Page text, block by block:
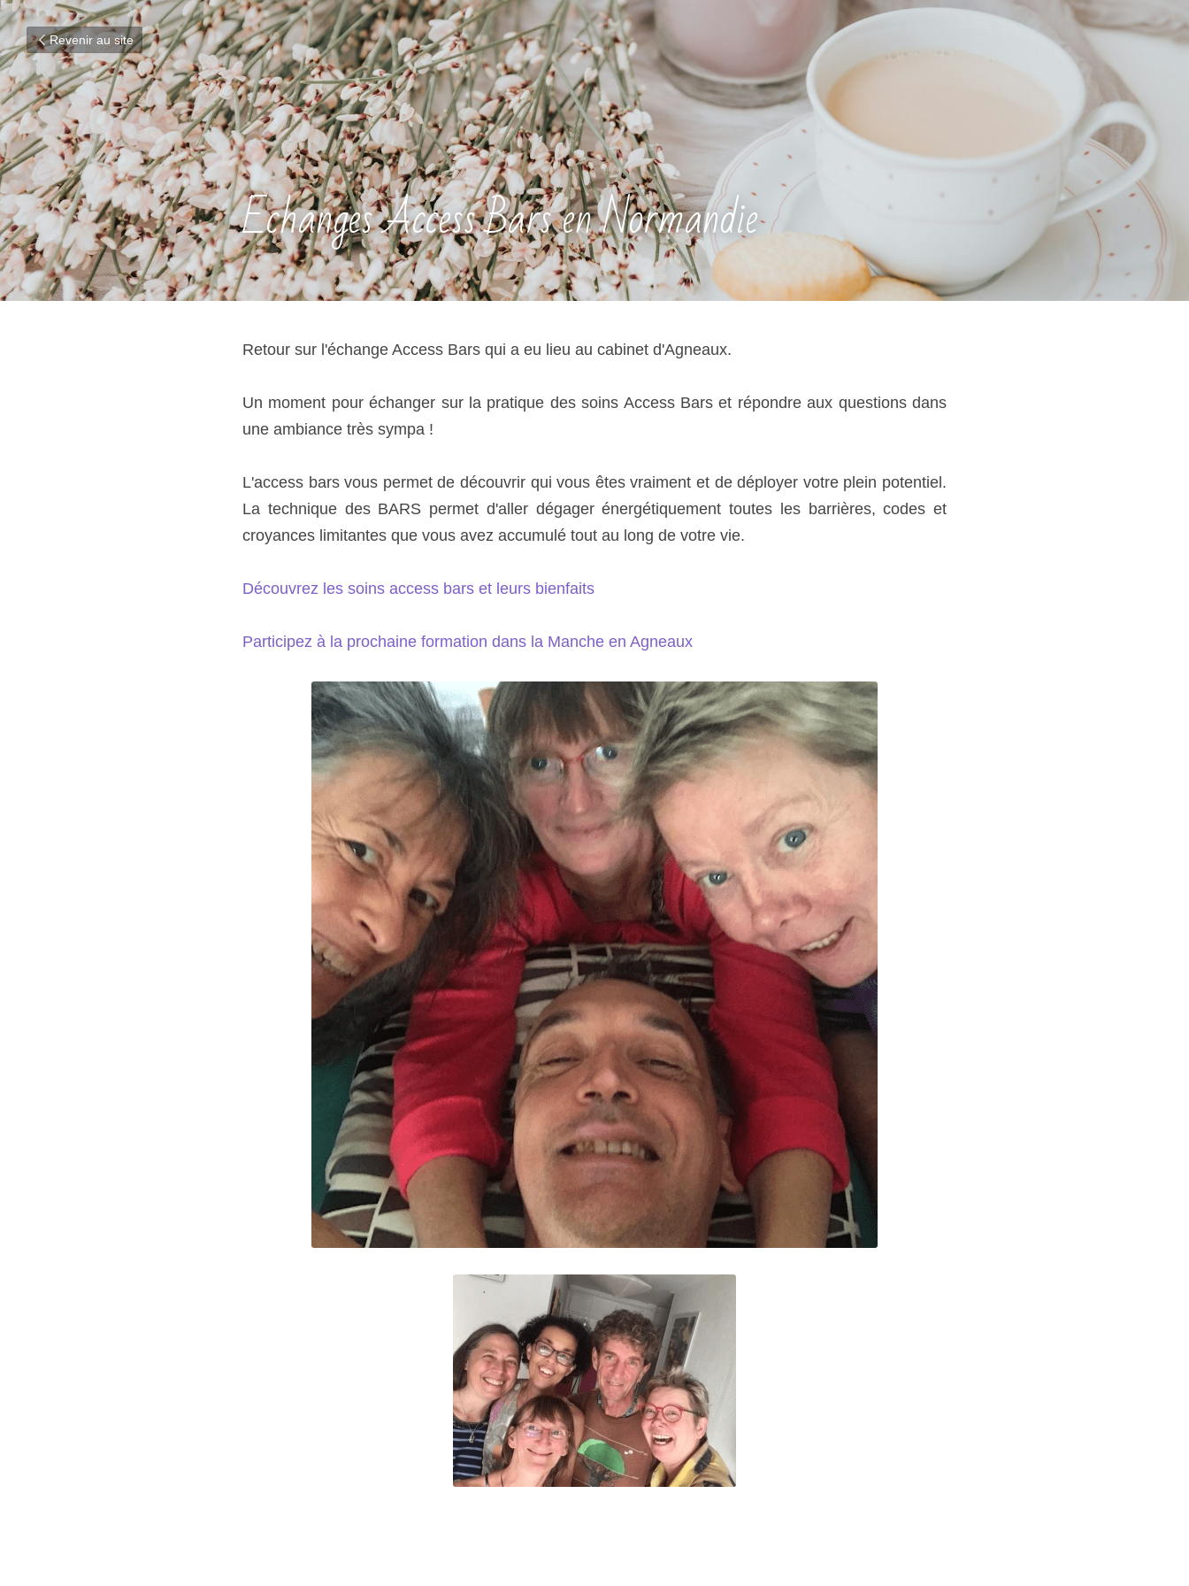
Revenir au site
Echanges Access Bars en Normandie
Retour sur l'échange Access Bars qui a eu lieu au cabinet d'Agneaux.
Un moment pour échanger sur la pratique des soins Access Bars et répondre aux questions dans
une ambiance très sympa !
L'access bars vous permet de découvrir qui vous êtes vraiment et de déployer votre plein potentiel.
La technique des BARS permet d'aller dégager énergétiquement toutes les barrières, codes et
croyances limitantes que vous avez accumulé tout au long de votre vie.
Découvrez les soins access bars et leurs bienfaits
Participez à la prochaine formation dans la Manche en Agneaux